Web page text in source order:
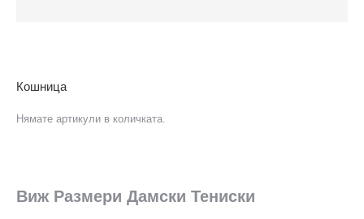
Кошница
Нямате артикули в количката.
Виж Размери Дамски Тениски